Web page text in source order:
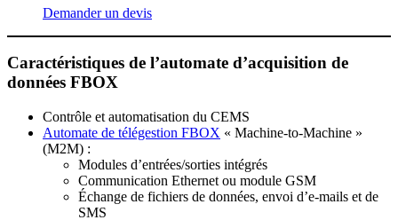
Demander un devis
Caractéristiques de l’automate d’acquisition de
données FBOX
Contrôle et automatisation du CEMS
Automate de télégestion FBOX « Machine-to-Machine »
(M2M) :
Modules d’entrées/sorties intégrés
Communication Ethernet ou module GSM
Échange de fichiers de données, envoi d’e-mails et de
SMS